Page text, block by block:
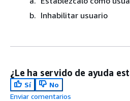
Inhabilitar usuario
¿Le ha servido de ayuda
Sí
No
Enviar comentarios